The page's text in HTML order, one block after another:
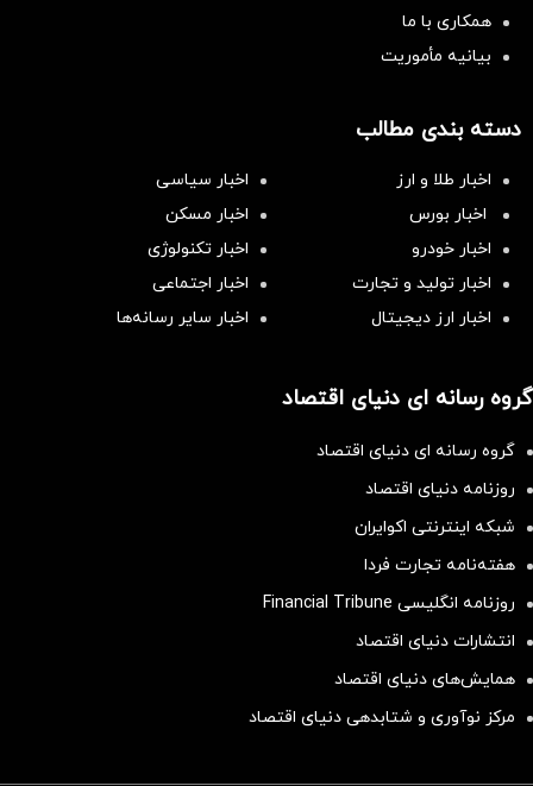
همکاری با ما
بیانیه مأموریت
دسته بندی مطالب
اخبار طلا و ارز
اخبار سیاسی
اخبار بورس
اخبار مسکن
اخبار خودرو
اخبار تکنولوژی
اخبار تولید و تجارت
اخبار اجتماعی
اخبار ارز دیجیتال
اخبار سایر رسانه‌‌ها
گروه رسانه ای دنیای اقتصاد
گروه رسانه ای دنیای اقتصاد
روزنامه دنیای اقتصاد
شبکه اینترنتی اکوایران
هفته‌نامه تجارت فردا
روزنامه انگلیسی Financial Tribune
انتشارات دنیای اقتصاد
همایش‌های دنیای اقتصاد
مرکز نوآوری و شتابدهی دنیای اقتصاد